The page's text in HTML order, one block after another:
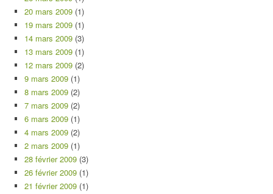
20 mars 2009 (1)
19 mars 2009 (1)
14 mars 2009 (3)
13 mars 2009 (1)
12 mars 2009 (2)
9 mars 2009 (1)
8 mars 2009 (2)
7 mars 2009 (2)
6 mars 2009 (1)
4 mars 2009 (2)
2 mars 2009 (1)
28 février 2009 (3)
26 février 2009 (1)
21 février 2009 (1)